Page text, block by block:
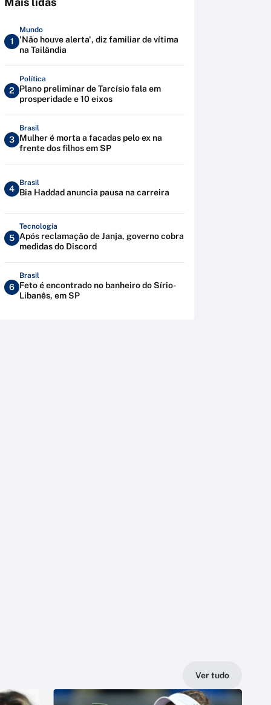
1
Mundo
'Não houve alerta', diz familiar de vítima
na Tailândia
2
Política
Plano preliminar de Tarcísio fala em
prosperidade e 10 eixos
3
Brasil
Mulher é morta a facadas pelo ex na
frente dos filhos em SP
4
Brasil
Bia Haddad anuncia pausa na carreira
5
Tecnologia
Após reclamação de Janja, governo cobra
medidas do Discord
6
Brasil
Feto é encontrado no banheiro do Sírio-
Libanês, em SP
Ver tudo